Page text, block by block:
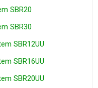
SBR20
SBR30
SBR12UU
SBR16UU
SBR20UU